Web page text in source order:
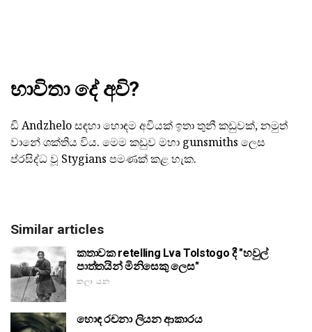
භාවිතා දේ අවි?
ඩි Andzhelo සඳහා හොඳම අවියක් ඉතා තුනී කඩුවක්, නමුත්
වානේ ශක්තිය විය. මෙම කඩුව මහා gunsmiths ලෙස
ප්රසිද්ධ වූ Stygians පමණක් කළ හැක.
Similar articles
කතාවක retelling Lva Tolstogo දී "හවුල්
පාත්තයින් මිනිසෙකු ලෙස"
කලා යන
හොඳ රචනා ලියන ආකාරය